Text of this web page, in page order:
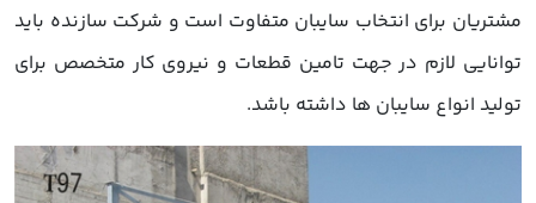
مشتریان برای انتخاب سایبان متفاوت است و شرکت سازنده باید
توانایی لازم در جهت تامین قطعات و نیروی کار متخصص برای
تولید انواع سایبان ها داشته باشد.